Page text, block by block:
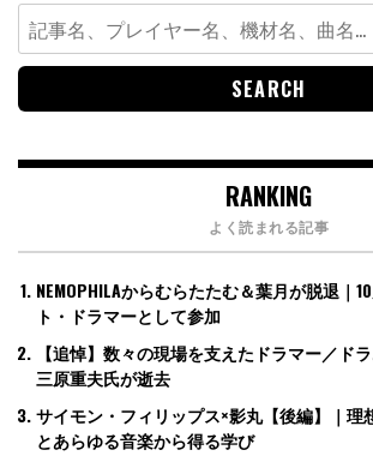
Search
for:
RANKING
よく読まれる記事
NEMOPHILAからむらたたむ＆葉月が脱退｜
ト・ドラマーとして参加
【追悼】数々の現場を支えたドラマー／ド
三原重夫氏が逝去
サイモン・フィリップス×影丸【後編】｜理
とあらゆる音楽から得る学び